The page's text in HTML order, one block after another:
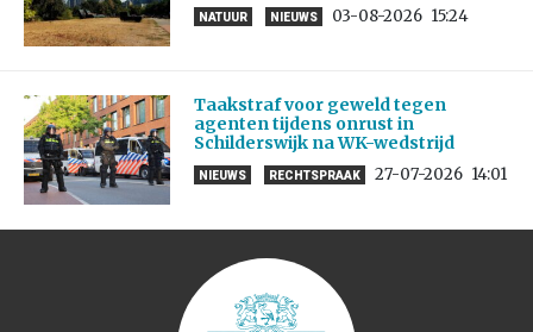
NATUUR NIEUWS 03-08-2026 15:24
Taakstraf voor geweld tegen
agenten tijdens onrust in
Schilderswijk na WK-wedstrijd
NIEUWS RECHTSPRAAK 27-07-2026 14:01